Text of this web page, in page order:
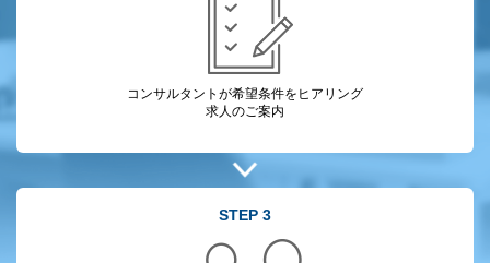
コンサルタントが希望条件をヒアリング
求人のご案内
STEP 3